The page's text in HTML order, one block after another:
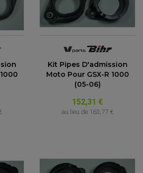
Kit Pipes D'admission
Moto Pour GSX-R 1000
(05-06)
152,31 €
au lieu de 163,77 €